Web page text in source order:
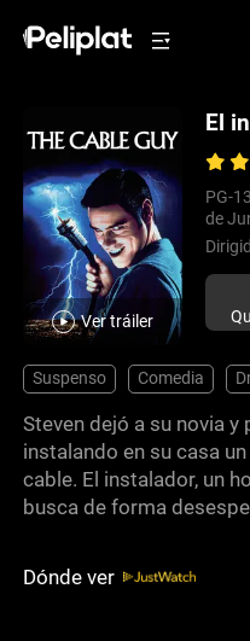
Ver tráiler
El
PG-
de
Suspenso Comedia
Steven dejó a su novia y
instalando en su casa
cable. El instalador, un
busca de forma
chico del cable se
cosa, volviéndose un
Dónde ver